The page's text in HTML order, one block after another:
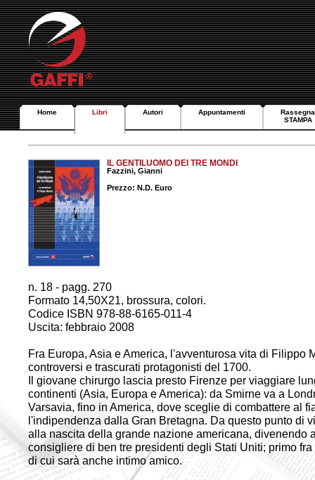
Home Libri Autori Appuntamenti
Rassegna
STAMPA
IL GENTILUOMO DEI TRE MONDI
Fazzini, Gianni
Prezzo: N.D. Euro
n. 18 - pagg. 270
Formato 14,50X21, brossura, colori.
Codice ISBN 978-88-6165-011-4
Uscita: febbraio 2008
Fra Europa, Asia e America, l'avventurosa vita di Filippo
controversi e trascurati protagonisti del 1700.
Il giovane chirurgo lascia presto Firenze per viaggiare
continenti (Asia, Europa e America): da Smirne va a
Varsavia, fino in America, dove sceglie di combattere al
l'indipendenza dalla Gran Bretagna. Da questo punto di
alla nascita della grande nazione americana, divenendo
consigliere di ben tre presidenti degli Stati Uniti; primo fra
di cui sarà anche intimo amico.